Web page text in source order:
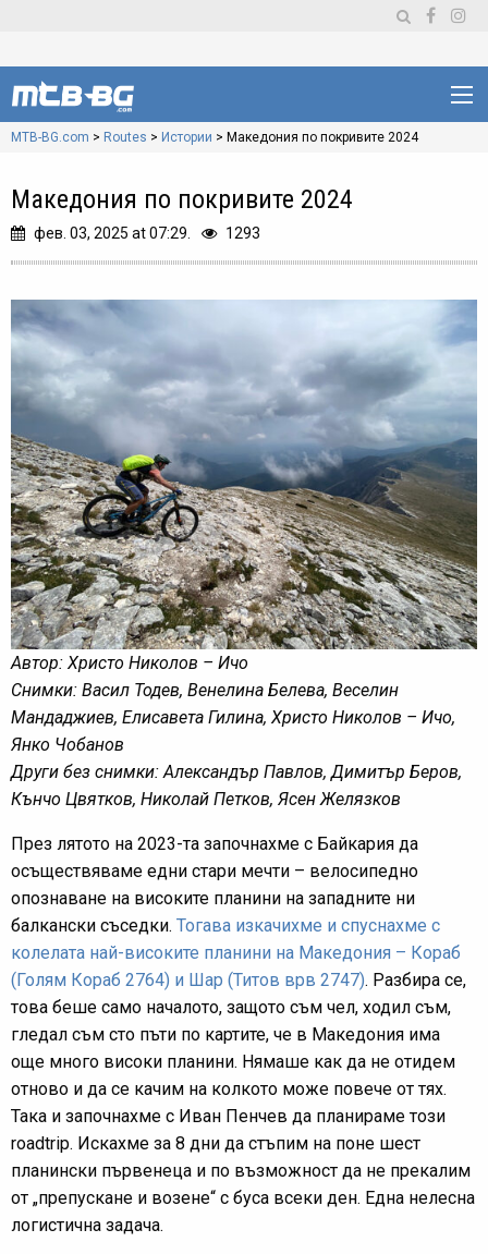
MTB-BG.com > Routes > Истории > Македония по покривите 2024
Македония по покривите 2024
фев. 03, 2025 at 07:29. 1293
Автор: Христо Николов – Ичо
Снимки: Васил Тодев, Венелина Белева, Веселин
Мандаджиев, Елисавета Гилина, Христо Николов – Ичо,
Янко Чобанов
Други без снимки: Александър Павлов, Димитър Беров,
Кънчо Цвятков, Николай Петков, Ясен Желязков
През лятото на 2023-та започнахме с Байкария да
осъществяваме едни стари мечти – велосипедно
опознаване на високите планини на западните ни
балкански съседки. Тогава изкачихме и спуснахме с
колелата най-високите планини на Македония – Кораб
(Голям Кораб 2764) и Шар (Титов врв 2747). Разбира се,
това беше само началото, защото съм чел, ходил съм,
гледал съм сто пъти по картите, че в Македония има
още много високи планини. Нямаше как да не отидем
отново и да се качим на колкото може повече от тях.
Така и започнахме с Иван Пенчев да планираме този
roadtrip. Искахме за 8 дни да стъпим на поне шест
планински първенеца и по възможност да не прекалим
от „препускане и возене“ с буса всеки ден. Една нелесна
логистична задача.